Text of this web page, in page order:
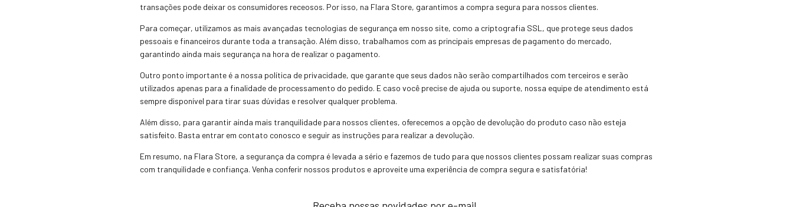
transações pode deixar os consumidores receosos. Por isso, na Flara Store, garantimos a compra segura para nossos clientes.
Para começar, utilizamos as mais avançadas tecnologias de segurança em nosso site, como a criptografia SSL, que protege seus dados
pessoais e financeiros durante toda a transação. Além disso, trabalhamos com as principais empresas de pagamento do mercado,
garantindo ainda mais segurança na hora de realizar o pagamento.
Outro ponto importante é a nossa política de privacidade, que garante que seus dados não serão compartilhados com terceiros e serão
utilizados apenas para a finalidade de processamento do pedido. E caso você precise de ajuda ou suporte, nossa equipe de atendimento está
sempre disponível para tirar suas dúvidas e resolver qualquer problema.
Além disso, para garantir ainda mais tranquilidade para nossos clientes, oferecemos a opção de devolução do produto caso não esteja
satisfeito. Basta entrar em contato conosco e seguir as instruções para realizar a devolução.
Em resumo, na Flara Store, a segurança da compra é levada a sério e fazemos de tudo para que nossos clientes possam realizar suas compras
com tranquilidade e confiança. Venha conferir nossos produtos e aproveite uma experiência de compra segura e satisfatória!